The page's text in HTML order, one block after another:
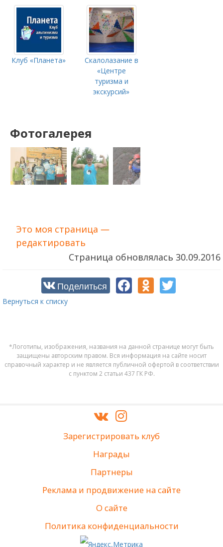
Клуб «Планета»
Скалолазание в
«Центре
туризма и
экскурсий»
Фотогалерея
Это моя страница —
редактировать
Страница обновлялась 30.09.2016
Поделиться
Вернуться к списку
*Логотипы, изображения, названия на данной странице могут быть
защищены авторским правом. Вся информация на сайте носит
справочный характер и не является публичной офертой в соответствии
с пунктом 2 статьи 437 ГК РФ.
Зарегистрировать клуб
Награды
Партнеры
Реклама и продвижение на сайте
О сайте
Политика конфиденциальности